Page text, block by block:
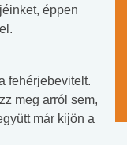
éppen
fehérjebevitelt.
meg arról sem,
már kijön a